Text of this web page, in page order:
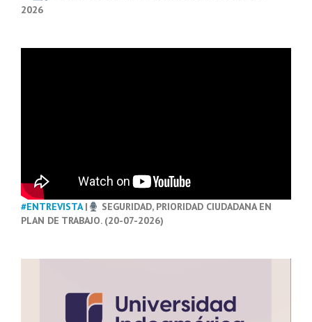
2026
#ENTREVISTA|
SEGURIDAD, PRIORIDAD CIUDADANA EN
PLAN DE TRABAJO. (20-07-2026)